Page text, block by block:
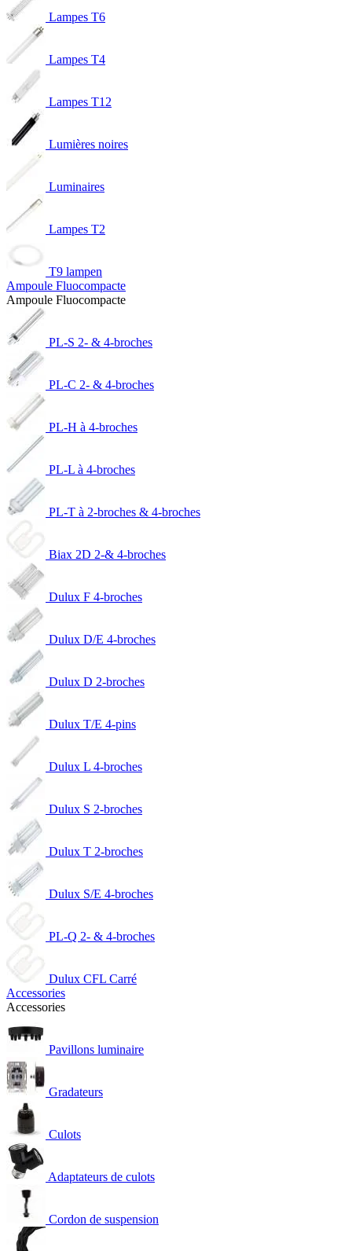
Lampes T6
Lampes T4
Lampes T12
Lumières noires
Luminaires
Lampes T2
T9 lampen
Ampoule Fluocompacte
Ampoule Fluocompacte
PL-S 2- & 4-broches
PL-C 2- & 4-broches
PL-H à 4-broches
PL-L à 4-broches
PL-T à 2-broches & 4-broches
Biax 2D 2-& 4-broches
Dulux F 4-broches
Dulux D/E 4-broches
Dulux D 2-broches
Dulux T/E 4-pins
Dulux L 4-broches
Dulux S 2-broches
Dulux T 2-broches
Dulux S/E 4-broches
PL-Q 2- & 4-broches
Dulux CFL Carré
Accessories
Accessories
Pavillons luminaire
Gradateurs
Culots
Adaptateurs de culots
Cordon de suspension